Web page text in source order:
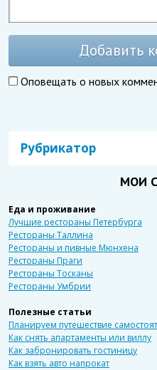
Добавить
Оповещать о новых
Рубрикатор
МОИ
Еда и проживание
Лучшие рестораны Петербурга
Рестораны Таллина
Рестораны и пивные Мюнхена
Рестораны Праги
Рестораны Тосканы
Рестораны Умбрии
Полезные статьи
Планируем путешествие
Как снять апартаменты или виллу
Как забронировать гостиницу
Как взять авто напрокат